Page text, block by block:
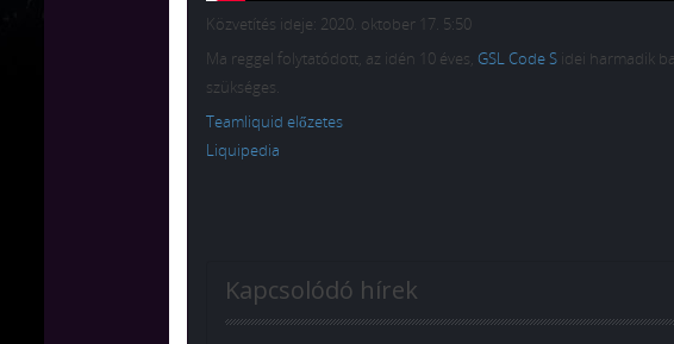
Közvetítés ideje: 2020. oktober 17. 5:50
Ma reggel folytatódott, az idén 10 éves, GSL Code S idei harmadik
szükséges.
Teamliquid előzetes
Liquipedia
Kapcsolódó hírek